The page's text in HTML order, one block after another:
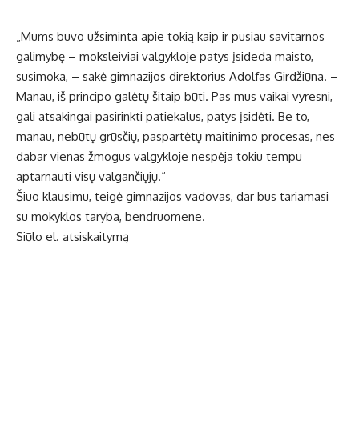
„Mums buvo užsiminta apie tokią kaip ir pusiau savitarnos
galimybę – moksleiviai valgykloje patys įsideda maisto,
susimoka, – sakė gimnazijos direktorius Adolfas Girdžiūna. –
Manau, iš principo galėtų šitaip būti. Pas mus vaikai vyresni,
gali atsakingai pasirinkti patiekalus, patys įsidėti. Be to,
manau, nebūtų grūsčių, paspartėtų maitinimo procesas, nes
dabar vienas žmogus valgykloje nespėja tokiu tempu
aptarnauti visų valgančiųjų.“
Šiuo klausimu, teigė gimnazijos vadovas, dar bus tariamasi
su mokyklos taryba, bendruomene.
Siūlo el. atsiskaitymą